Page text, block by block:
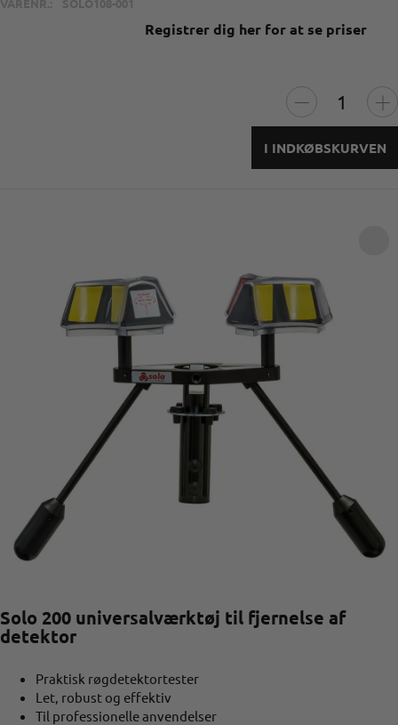
VARENR.: SOLO108-001
Registrer dig her for at se priser
I INDKØBSKURVEN
Solo 200 universalværktøj til fjernelse af
detektor
Praktisk røgdetektortester
Let, robust og effektiv
Til professionelle anvendelser